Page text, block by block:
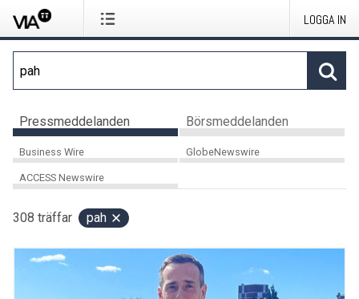
LOGGA IN
Pressmeddelanden Börsmeddelanden
Business Wire GlobeNewswire
ACCESS Newswire
308 träffar pah